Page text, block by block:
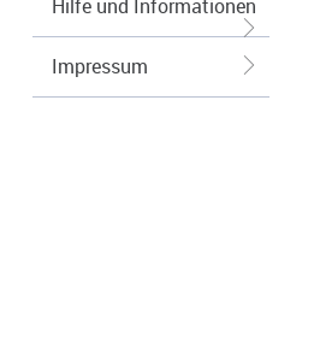
Hilfe und Informationen
Impressum